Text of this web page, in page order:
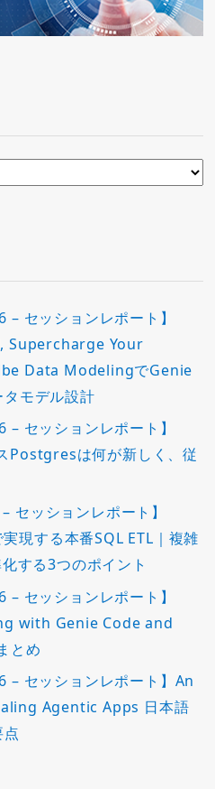
セッションレポート】
Supercharge Your
Data ModelingでGenie
モデル設計
セッションレポート】
Postgresは何が新しく、従
セッションレポート】
現する本番SQL ETL｜複雑
する3つのポイント
セッションレポート】
with Genie Code and
とめ
– セッションレポート】An
Agentic Apps 日本語